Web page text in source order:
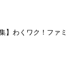
】わくワク！ファミ